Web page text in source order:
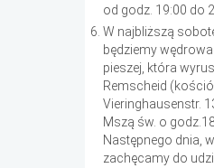
od godz. 19:00 do
W najbliższą
będziemy
pieszej, która
Remscheid
Vieringhausenstr.
Mszą św. o
Następnego dnia,
zachęcamy do